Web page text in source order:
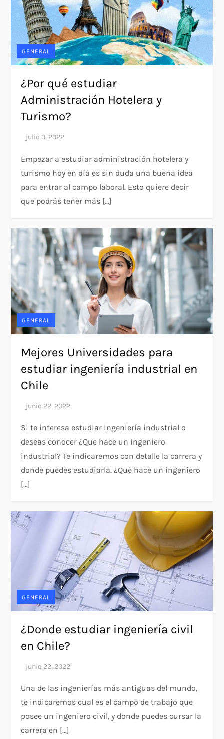
GENERAL
¿Por qué estudiar
Administración Hotelera y
Turismo?
Empezar a estudiar administración hotelera y
turismo hoy en día es sin duda una buena idea
para entrar al campo laboral. Esto quiere decir
que podrás tener más […]
GENERAL
Mejores Universidades para
estudiar ingeniería industrial en
Chile
Si te interesa estudiar ingeniería industrial o
deseas conocer ¿Que hace un ingeniero
industrial? Te indicaremos con detalle la carrera y
donde puedes estudiarla. ¿Qué hace un ingeniero
[…]
GENERAL
¿Donde estudiar ingeniería civil
en Chile?
Una de las ingenierías más antiguas del mundo,
te indicaremos cual es el campo de trabajo que
posee un ingeniero civil, y donde puedes cursar la
carrera en […]